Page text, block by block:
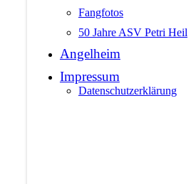
Fangfotos
50 Jahre ASV Petri Heil
Angelheim
Impressum
Datenschutzerklärung